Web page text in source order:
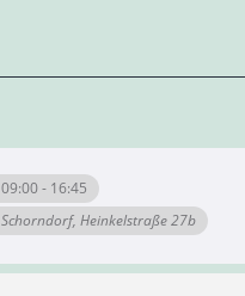
09:00 - 16:45
Schorndorf, Heinkelstraße 27b